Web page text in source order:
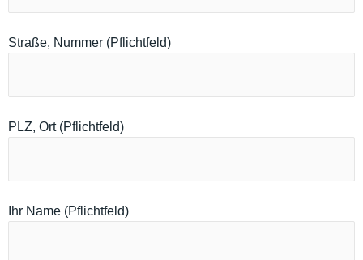
Straße, Nummer (Pflichtfeld)
PLZ, Ort (Pflichtfeld)
Ihr Name (Pflichtfeld)